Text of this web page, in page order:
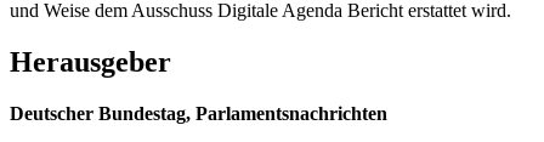
und Weise dem Ausschuss Digitale Agenda Bericht erstattet wird.
Herausgeber
Deutscher Bundestag, Parlamentsnachrichten